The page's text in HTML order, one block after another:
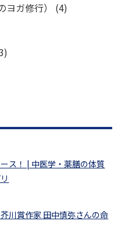
ガ修行）
(4)
ス！ | 中医学・薬膳の体質
川賞作家 田中慎弥さんの命